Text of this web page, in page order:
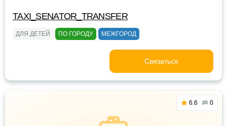
TAXI_SENATOR_TRANSFER
ДЛЯ ДЕТЕЙ ПО ГОРОДУ МЕЖГОРОД
Связаться
6.6 0